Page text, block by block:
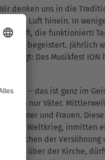
denken uns in die
Luft hinein. In
die funktioniert!
begeistert. Jährlich
gesagt: Das Musikfest
– das ist ganz im
waren nur Väter.
Männer und Frauen.
Weltkrieg, inmitten
Zeichen der Versöhnung
über der Kirche,